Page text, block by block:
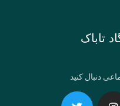
تاباک
دنبال کنید